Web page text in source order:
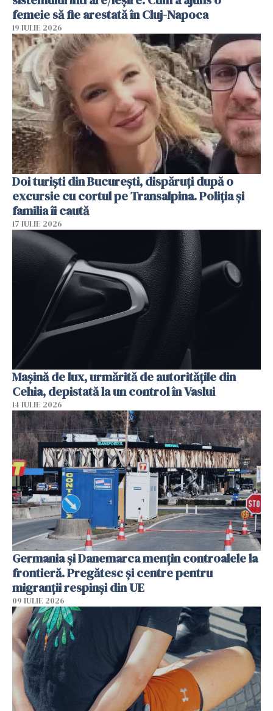
femeie să fie arestată în Cluj-Napoca
19 IULIE 2026
Doi turiști din București, dispăruți după o
excursie cu cortul pe Transalpina. Poliția și
familia îi caută
17 IULIE 2026
Mașină de lux, urmărită de autoritățile din
Cehia, depistată la un control în Vaslui
14 IULIE 2026
Germania și Danemarca mențin controalele la
frontieră. Pregătesc și centre pentru
migranții respinși din UE
09 IULIE 2026